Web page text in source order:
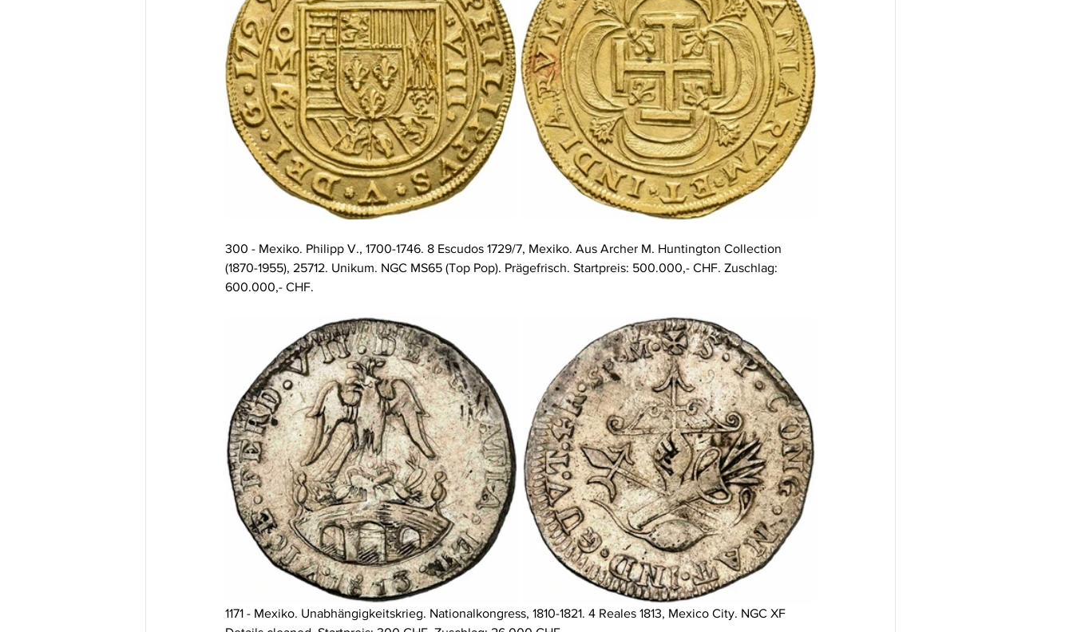
300 - Mexiko. Philipp V., 1700-1746. 8 Escudos 1729/7, Mexiko. Aus Archer M. Huntington Collection
(1870-1955), 25712. Unikum. NGC MS65 (Top Pop). Prägefrisch. Startpreis: 500.000,- CHF. Zuschlag:
600.000,- CHF.
1171 - Mexiko. Unabhängigkeitskrieg. Nationalkongress, 1810-1821. 4 Reales 1813, Mexico City. NGC XF